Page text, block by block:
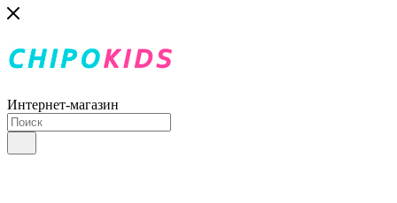
Интернет-магазин